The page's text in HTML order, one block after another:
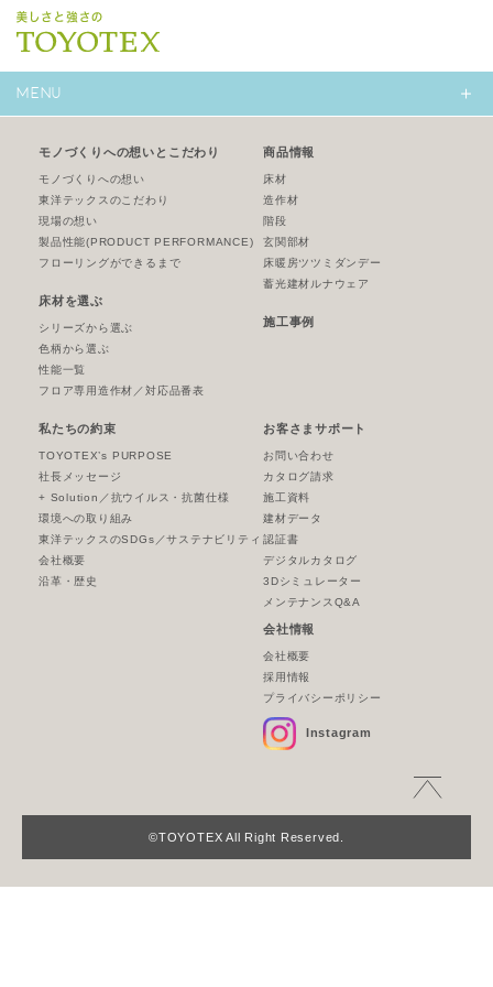
MENU
モノづくりへの想いとこだわり
モノづくりへの想い
東洋テックスのこだわり
現場の想い
製品性能(PRODUCT PERFORMANCE)
フローリングができるまで
床材を選ぶ
シリーズから選ぶ
色柄から選ぶ
性能一覧
フロア専用造作材／対応品番表
商品情報
床材
造作材
階段
玄関部材
床暖房ツツミダンデー
蓄光建材ルナウェア
施工事例
私たちの約束
TOYOTEX’s PURPOSE
社長メッセージ
+ Solution／抗ウイルス・抗菌仕様
環境への取り組み
東洋テックスのSDGs／サステナビリティ
会社概要
沿革・歴史
お客さまサポート
お問い合わせ
カタログ請求
施工資料
建材データ
認証書
デジタルカタログ
3Dシミュレーター
メンテナンスQ&A
会社情報
会社概要
採用情報
プライバシーポリシー
Instagram
©TOYOTEX All Right Reserved.